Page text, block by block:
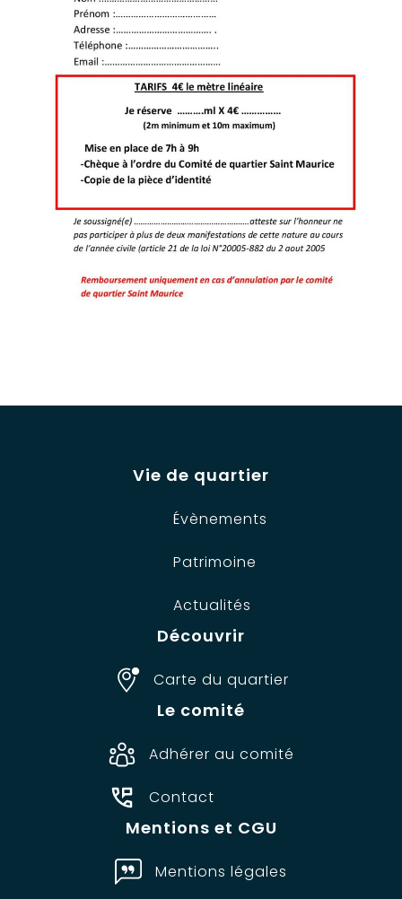
Vie de quartier
Évènements
Patrimoine
Actualités
Découvrir
Carte du quartier
Le comité
Adhérer au comité
Contact
Mentions et CGU
Mentions légales